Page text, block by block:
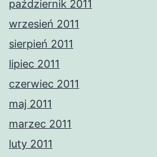
październik 2011
wrzesień 2011
sierpień 2011
lipiec 2011
czerwiec 2011
maj 2011
marzec 2011
luty 2011